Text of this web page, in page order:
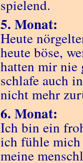
spielend.
5. Monat:
Heute
heute böse,
hatten mir nie
schlafe auch
nicht mehr
6. Monat:
Ich bin ein
ich fühle mich
meine